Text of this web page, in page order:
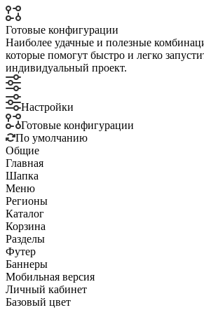
Готовые конфигурации
Наиболее удачные и полезные
которые помогут быстро и легко
индивидуальный проект.
Настройки
Готовые конфигурации
По умолчанию
Общие
Главная
Шапка
Меню
Регионы
Каталог
Корзина
Разделы
Футер
Баннеры
Мобильная версия
Личный кабинет
Базовый цвет